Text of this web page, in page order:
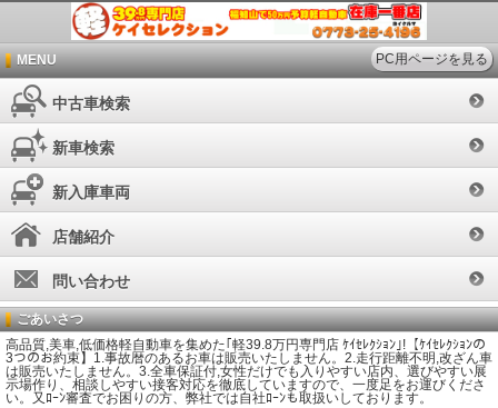
MENU PC用ページを見る
中古車検索
新車検索
新入庫車両
店舗紹介
問い合わせ
ごあいさつ
高品質,美車,低価格軽自動車を集めた｢軽39.8万円専門店 ｹｲｾﾚｸｼｮﾝ｣!【ｹｲｾﾚｸｼｮﾝの
3つのお約束】1.事故暦のあるお車は販売いたしません。2.走行距離不明,改ざん車
は販売いたしません。3.全車保証付,女性だけでも入りやすい店内、選びやすい展
示場作り、相談しやすい接客対応を徹底していますので、一度足をお運びくださ
い。又ﾛｰﾝ審査でお困りの方、弊社では自社ﾛｰﾝも取扱いしております。